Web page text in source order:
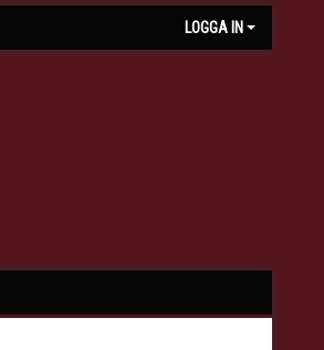
LOGGA IN